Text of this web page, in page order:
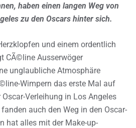
haben einen langen Weg von
zu den Oscars hinter sich.
und einem ordentlich
CÃ©line Ausserwöger
unglaubliche Atmosphäre
Wimpern das erste Mal auf
Verleihung in Los Angeles
auch den Weg in den Oscar-
hat alles mit der Make-up-